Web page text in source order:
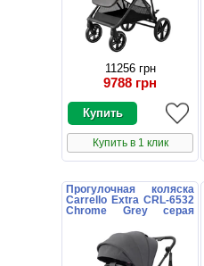
11256 грн
9788 грн
Купить в 1 клик
Прогулочная коляска
Carrello Extra CRL-6532
Chrome Grey серая